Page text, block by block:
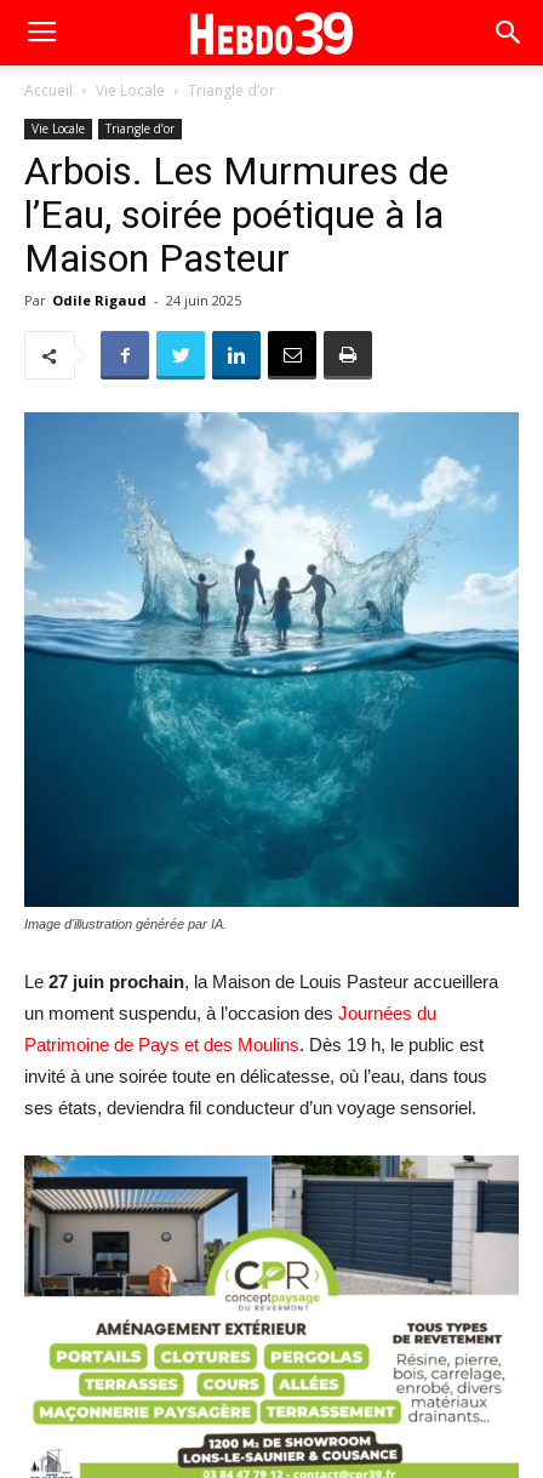
Accueil Vie Locale Triangle d’or
Vie Locale Triangle d’or
Arbois. Les Murmures de
l’Eau, soirée poétique à la
Maison Pasteur
Par Odile Rigaud - 24 juin 2025
Image d'illustration générée par IA.
Le 27 juin prochain, la Maison de Louis Pasteur accueillera
un moment suspendu, à l’occasion des Journées du
Patrimoine de Pays et des Moulins. Dès 19 h, le public est
invité à une soirée toute en délicatesse, où l’eau, dans tous
ses états, deviendra fil conducteur d’un voyage sensoriel.